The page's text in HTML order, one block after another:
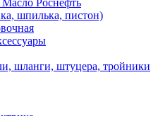
Масло Роснефть
шпилька, пистон)
шланги, штуцера, тройники